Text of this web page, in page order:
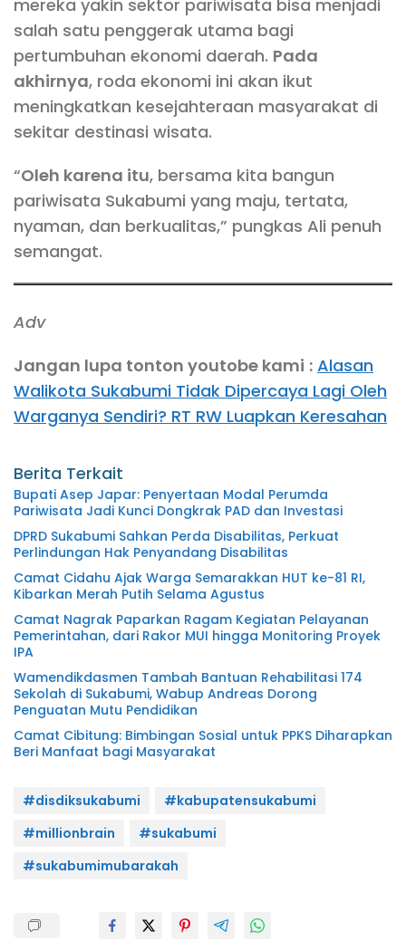
mereka yakin sektor pariwisata bisa menjadi
salah satu penggerak utama bagi
pertumbuhan ekonomi daerah. Pada
akhirnya, roda ekonomi ini akan ikut
meningkatkan kesejahteraan masyarakat di
sekitar destinasi wisata.
“Oleh karena itu, bersama kita bangun
pariwisata Sukabumi yang maju, tertata,
nyaman, dan berkualitas,” pungkas Ali penuh
semangat.
Adv
Jangan lupa tonton youtobe kami : Alasan
Walikota Sukabumi Tidak Dipercaya Lagi Oleh
Warganya Sendiri? RT RW Luapkan Keresahan
Berita Terkait
Bupati Asep Japar: Penyertaan Modal Perumda
Pariwisata Jadi Kunci Dongkrak PAD dan Investasi
DPRD Sukabumi Sahkan Perda Disabilitas, Perkuat
Perlindungan Hak Penyandang Disabilitas
Camat Cidahu Ajak Warga Semarakkan HUT ke-81 RI,
Kibarkan Merah Putih Selama Agustus
Camat Nagrak Paparkan Ragam Kegiatan Pelayanan
Pemerintahan, dari Rakor MUI hingga Monitoring Proyek
IPA
Wamendikdasmen Tambah Bantuan Rehabilitasi 174
Sekolah di Sukabumi, Wabup Andreas Dorong
Penguatan Mutu Pendidikan
Camat Cibitung: Bimbingan Sosial untuk PPKS Diharapkan
Beri Manfaat bagi Masyarakat
#disdiksukabumi
#kabupatensukabumi
#millionbrain
#sukabumi
#sukabumimubarakah